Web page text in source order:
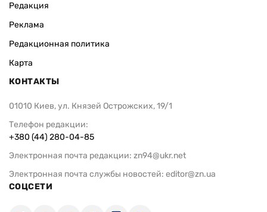
Редакция
Реклама
Редакционная политика
Карта
КОНТАКТЫ
01010 Киев, ул. Князей Острожских, 19/1
Телефон редакции:
+380 (44) 280-04-85
Электронная почта редакции: zn94@ukr.net
Электронная почта службы новостей: editor@zn.ua
СОЦСЕТИ